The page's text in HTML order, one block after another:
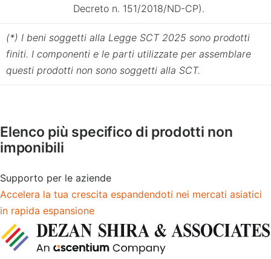
Decreto n. 151/2018/ND-CP).
(*) I beni soggetti alla Legge SCT 2025 sono prodotti
finiti. I componenti e le parti utilizzate per assemblare
questi prodotti non sono soggetti alla SCT.
Elenco più specifico di prodotti non
imponibili
Supporto per le aziende
Accelera la tua crescita espandendoti nei mercati asiatici
in rapida espansione